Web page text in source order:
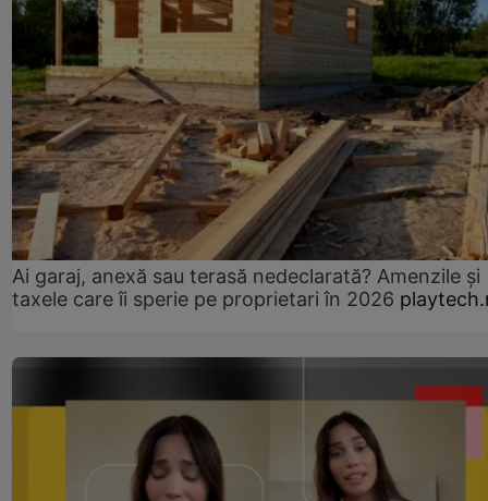
Ai garaj, anexă sau terasă nedeclarată? Amenzile și
taxele care îi sperie pe proprietari în 2026